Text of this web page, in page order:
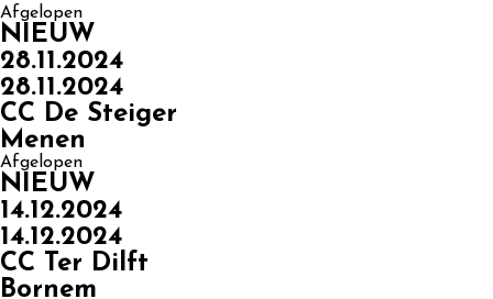
Afgelopen
NIEUW
28.11.2024
28.11.2024
CC De Steiger
Menen
Afgelopen
NIEUW
14.12.2024
14.12.2024
CC Ter Dilft
Bornem